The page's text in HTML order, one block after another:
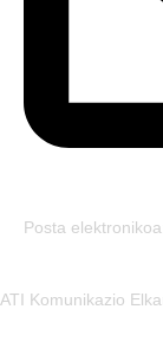
Posta
ATI Komunikazio